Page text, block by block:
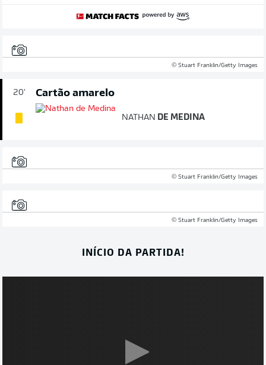
© Stuart Franklin/Getty Images
20' Cartão amarelo
NATHAN DE MEDINA
© Stuart Franklin/Getty Images
© Stuart Franklin/Getty Images
INÍCIO DA PARTIDA!